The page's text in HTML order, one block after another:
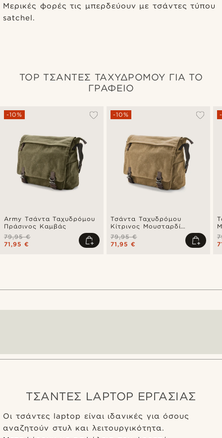
Μερικές φορές τις μπερδεύουν με τσάντες τύπου
satchel.
TOP ΤΣΑΝΤΕΣ ΤΑΧΥΔΡΟΜΟΥ ΓΙΑ ΤΟ
ΓΡΑΦΕΙΟ
Army Τσάντα Ταχυδρόμου
Πράσινος Καμβάς
-10%
79,95 €
71,95 €
Τσάντα Ταχυδρόμου
Κίτρινος Μουσταρδί
Καμβάς
-10%
79,95 €
71,95 €
ΤΣΑΝΤΕΣ LAPTOP ΕΡΓΑΣΙΑΣ
Οι τσάντες laptop είναι ιδανικές για όσους
αναζητούν στυλ και λειτουργικότητα.